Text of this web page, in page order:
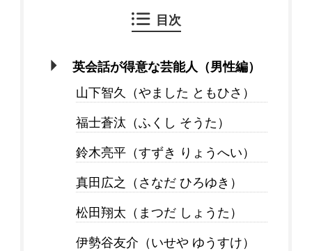
目次
英会話が得意な芸能人（男性編）
山下智久（やました ともひさ）
福士蒼汰（ふくし そうた）
鈴木亮平（すずき りょうへい）
真田広之（さなだ ひろゆき）
松田翔太（まつだ しょうた）
伊勢谷友介（いせや ゆうすけ）